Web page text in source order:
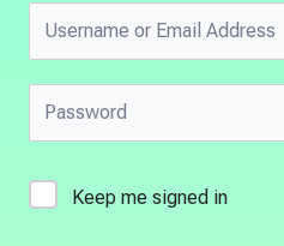
Keep me signed in